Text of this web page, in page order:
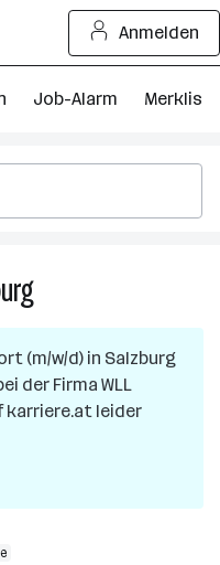
Anmelden
Job-Alarm Merkliste
143
IT
Jobs
in
Salzburg
(m/w/d) in Salzburg
der Firma WLL
karriere.at leider